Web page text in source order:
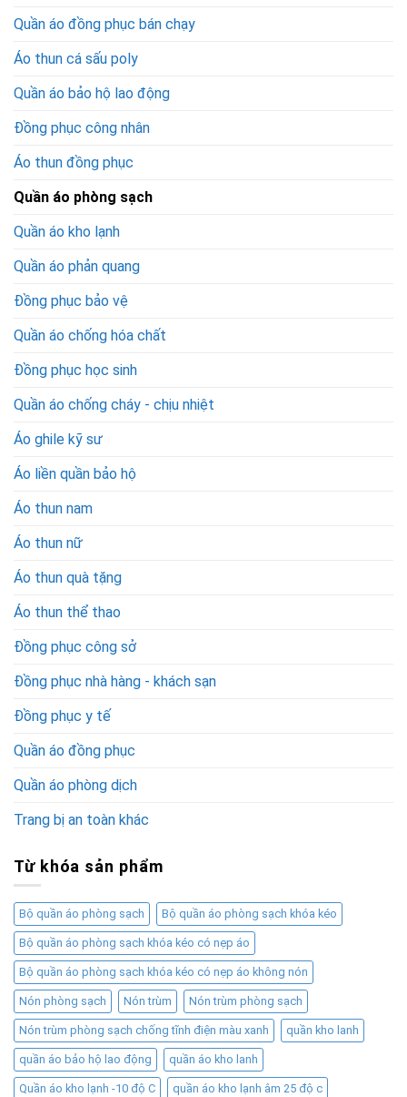
Quần áo đồng phục bán chạy
Áo thun cá sấu poly
Quần áo bảo hộ lao động
Đồng phục công nhân
Áo thun đồng phục
Quần áo phòng sạch
Quần áo kho lạnh
Quần áo phản quang
Đồng phục bảo vệ
Quần áo chống hóa chất
Đồng phục học sinh
Quần áo chống cháy - chịu nhiệt
Áo ghile kỹ sư
Áo liền quần bảo hộ
Áo thun nam
Áo thun nữ
Áo thun quà tặng
Áo thun thể thao
Đồng phục công sở
Đồng phục nhà hàng - khách sạn
Đồng phục y tế
Quần áo đồng phục
Quần áo phòng dịch
Trang bị an toàn khác
Từ khóa sản phẩm
Bộ quần áo phòng sạch Bộ quần áo phòng sạch khóa kéo
Bộ quần áo phòng sạch khóa kéo có nẹp áo
Bộ quần áo phòng sạch khóa kéo có nẹp áo không nón
Nón phòng sạch Nón trùm Nón trùm phòng sạch
Nón trùm phòng sạch chống tĩnh điện màu xanh quần kho lanh
quần áo bảo hộ lao động quần áo kho lanh
Quần áo kho lạnh -10 độ C quần áo kho lạnh âm 25 độ c